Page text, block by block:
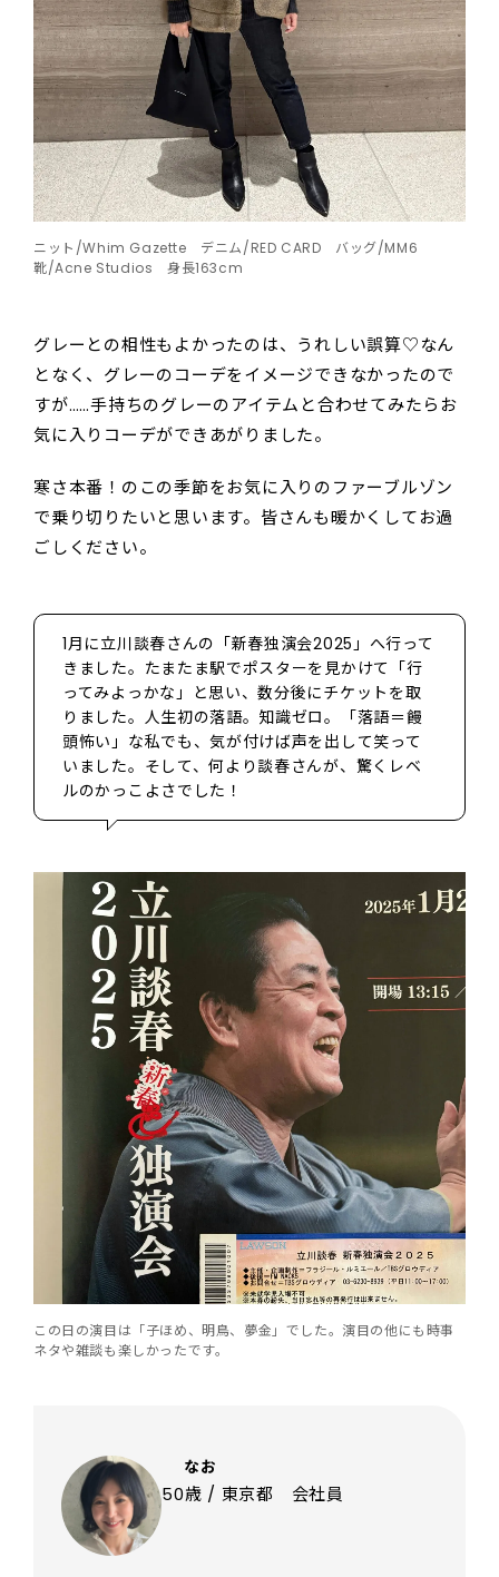
ニット/Whim Gazette デニム/RED CARD バッグ/MM6
靴/Acne Studios 身長163cm
グレーとの相性もよかったのは、うれしい誤算♡なん
となく、グレーのコーデをイメージできなかったので
すが……手持ちのグレーのアイテムと合わせてみたらお
気に入りコーデができあがりました。
寒さ本番！のこの季節をお気に入りのファーブルゾン
で乗り切りたいと思います。皆さんも暖かくしてお過
ごしください。
1月に立川談春さんの「新春独演会2025」へ行って
きました。たまたま駅でポスターを見かけて「行
ってみよっかな」と思い、数分後にチケットを取
りました。人生初の落語。知識ゼロ。「落語＝饅
頭怖い」な私でも、気が付けば声を出して笑って
いました。そして、何より談春さんが、驚くレベ
ルのかっこよさでした！
この日の演目は「子ほめ、明鳥、夢金」でした。演目の他にも時事
ネタや雑談も楽しかったです。
なお
50歳 / 東京都 会社員